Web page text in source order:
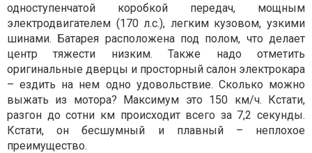
одноступенчатой коробкой передач, мощным
электродвигателем (170 л.с.), легким кузовом, узкими
шинами. Батарея расположена под полом, что делает
центр тяжести низким. Также надо отметить
оригинальные дверцы и просторный салон электрокара
– ездить на нем одно удовольствие. Сколько можно
выжать из мотора? Максимум это 150 км/ч. Кстати,
разгон до сотни км происходит всего за 7,2 секунды.
Кстати, он бесшумный и плавный – неплохое
преимущество.